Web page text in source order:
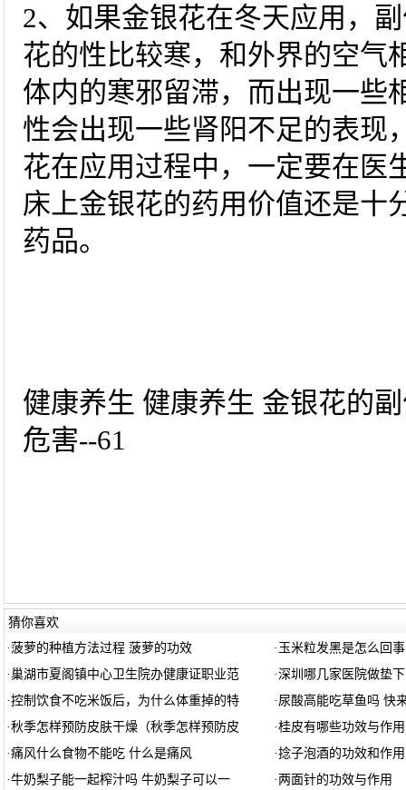
2、如果金银花在冬天应用，
花的性比较寒，和外界的空气
体内的寒邪留滞，而出现一些
性会出现一些肾阳不足的表现
花在应用过程中，一定要在医
床上金银花的药用价值还是十
药品。
健康养生 健康养生 金银花的
危害--61
猜你喜欢
·菠萝的种植方法过程 菠萝的功效 · 玉米粒发黑是怎么回
·巢湖市夏阁镇中心卫生院办健康证职业范 ·深圳哪几家医院做垫
·控制饮食不吃米饭后，为什么体重掉的特 · 尿酸高能吃草鱼吗 快
·秋季怎样预防皮肤干燥（秋季怎样预防皮 ·桂皮有哪些功效与作用
·痛风什么食物不能吃 什么是痛风 ·捻子泡酒的功效和作用
·牛奶梨子能一起榨汁吗 牛奶梨子可以一 · 两面针的功效与作用